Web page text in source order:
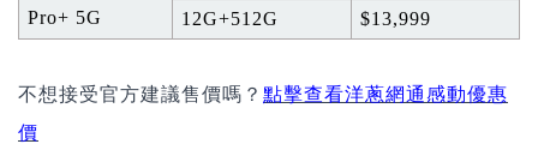
Pro+ 5G
12G+512G
$13,999
不想接受官方建議售價嗎？ 點擊查看洋蔥網通感動優惠
價